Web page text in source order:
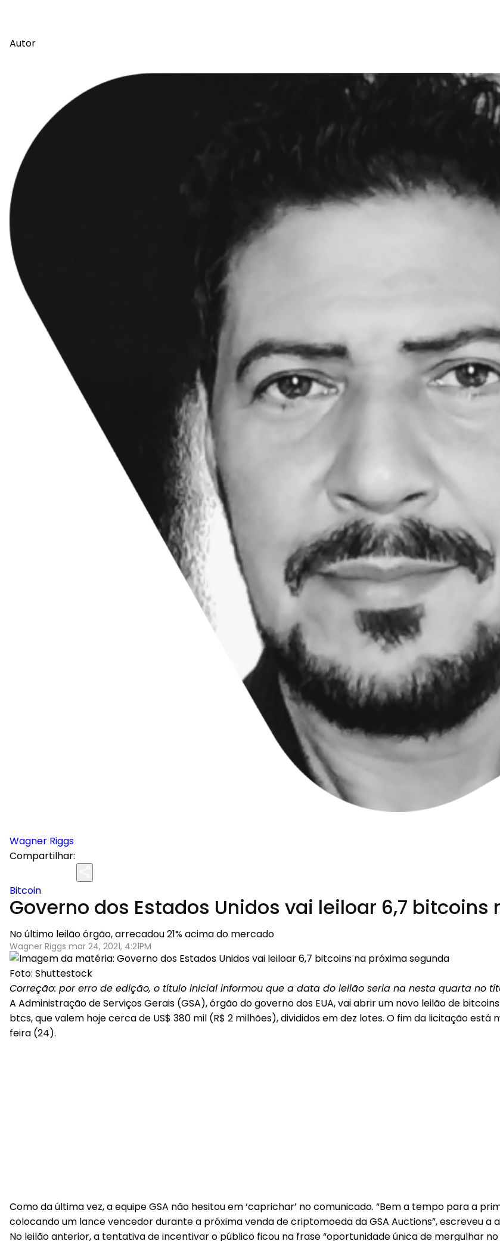
Autor
Wagner Riggs
Compartilhar:
Bitcoin
Governo dos Estados Unidos vai leiloar 6,7
No último leilão órgão, arrecadou 21% acima do mercado
Wagner Riggs mar 24, 2021, 4:21PM
Foto: Shuttestock
Correção: por erro de edição, o título inicial informou que a data do leilão seria na nesta quarta no
A Administração de Serviços Gerais (GSA), órgão do governo dos EUA, vai abrir um novo leilão de
btcs, que valem hoje cerca de US$ 380 mil (R$ 2 milhões), divididos em dez lotes. O fim da licitação está
feira (24).
Como da última vez, a equipe GSA não hesitou em ‘caprichar’ no comunicado. “Bem a tempo para a
colocando um lance vencedor durante a próxima venda de criptomoeda da GSA Auctions”, escreveu a
No leilão anterior, a tentativa de incentivar o público ficou na frase “oportunidade única de mergulhar